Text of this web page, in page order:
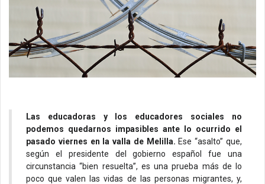
Las educadoras y los educadores sociales no
podemos quedarnos impasibles ante lo ocurrido el
pasado viernes en la valla de Melilla. Ese “asalto” que,
según el presidente del gobierno español fue una
circunstancia “bien resuelta”, es una prueba más de lo
poco que valen las vidas de las personas migrantes, y,